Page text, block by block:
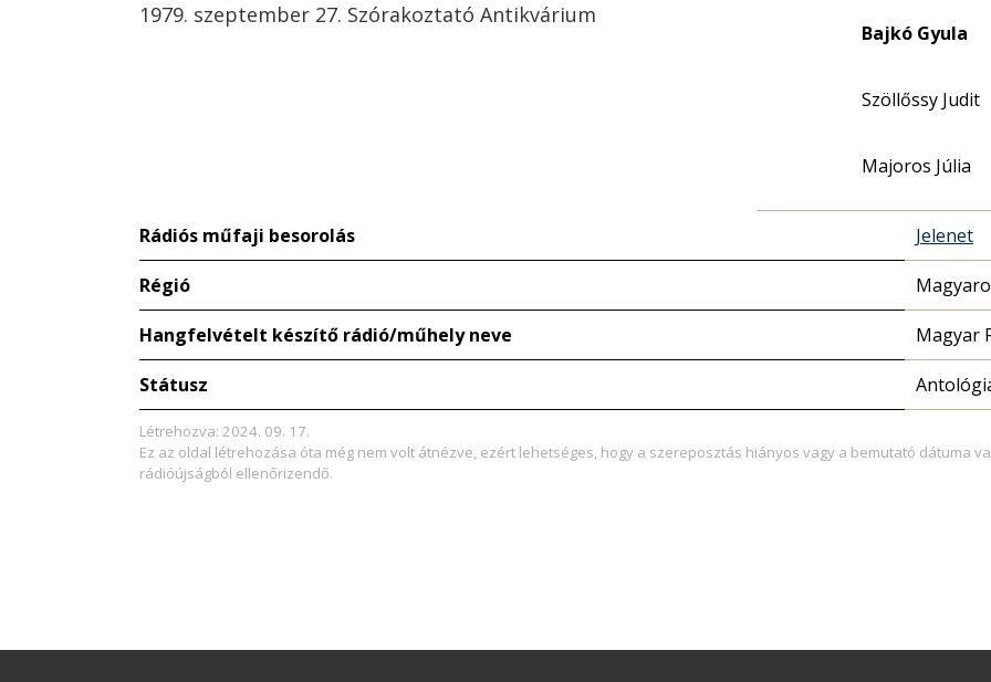
1979. szeptember 27. Szórakoztató Antikvárium
Bajkó Gyula
Szöllőssy Judit
Majoros Júlia
Rádiós műfaji besorolás Jelenet
Régió
Hangfelvételt készítő rádió/műhely neve Magyar
Státusz
Létrehozva: 2024. 09. 17.
Ez az oldal létrehozása óta még nem volt átnézve, ezért lehetséges, hogy a szereposztás hiányos vagy a bemutató dátuma
rádióújságból ellenőrizendő.